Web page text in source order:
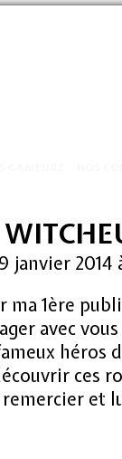
9 janvier 2014
ma 1ère
avec
héros
ces
et